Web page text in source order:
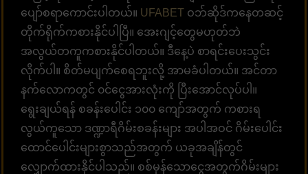
ပျော်စရာကောင်းပါတယ်။ UFABET ဝဘ်ဆိုဒ်ကနေတဆင့်
တိုက်ရိုက်ကစားနိုင်ပါပြီ။ အေးဂျင့်တွေမဟုတ်ဘဲ
အလွယ်တကူကစားနိုင်ပါတယ်။ ဒီနေ့ပဲ စာရင်းပေးသွင်း
လိုက်ပါ။ စိတ်မပျက်စေရဘူးလို့ အာမခံပါတယ်။ အင်တာ
နက်လောကတွင် ၀င်ငွေအားလုံးကို ပြီးအောင်လုပ်ပါ။
ရွေးချယ်ရန် စခန်းပေါင်း ၁၀၀ ကျော်အတွက် ကစားရ
လွယ်ကူသော ဒဏ္ဍာရီဂိမ်းစခန်းများ အပါအဝင် ဂိမ်းပေါင်း
ထောင်ပေါင်းများစွာသည်အတွက် ယခုအချိန်တွင်
လျှောက်ထားနိုင်ပါသည်။ စစ်မှန်သောငွေအတွက်ဂိမ်းများ